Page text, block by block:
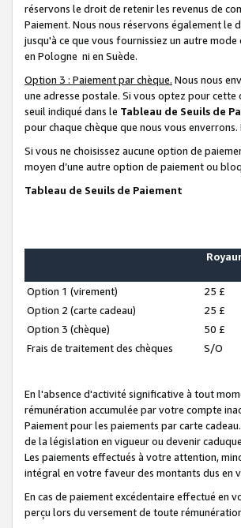
réservons le droit de retenir les revenus de
Paiement. Nous nous réservons également le
jusqu'à ce que vous fournissiez un autre mode
en Pologne ni en Suède.
Option 3 : Paiement par chèque. Nous nous
une adresse postale. Si vous optez pour
seuil indiqué dans le Tableau de Seuils de
pour chaque chèque que nous vous
Si vous ne choisissez aucune option de
moyen d’une autre option de paiement ou
Tableau de Seuils de Paiement
Option 1 (virement)
25 £
Option 2 (carte cadeau)
25 £
Option 3 (chèque)
50 £
Frais de traitement des chèques
S/O
En l'absence d'activité significative à tout
rémunération accumulée par votre compte
Paiement pour les paiements par carte
de la législation en vigueur ou devenir
Les paiements effectués à votre attention,
intégral en votre faveur des montants dus en
En cas de paiement excédentaire effectué en
perçu lors du versement de toute